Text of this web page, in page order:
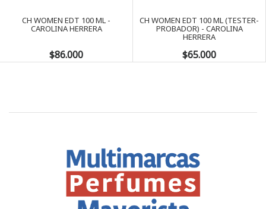
CH WOMEN EDT 100 ML -
CAROLINA HERRERA
$86.000
CH WOMEN EDT 100 ML (TESTER-
PROBADOR) - CAROLINA
HERRERA
$65.000